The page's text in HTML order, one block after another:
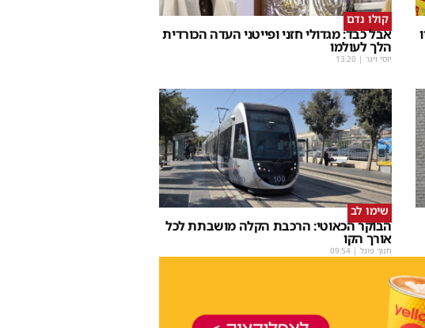
קולו נדם
אבל כבד: מגדולי חזני ופייטני העדה הכורדית
הלך לעולמו
יוסי וינר |
13:20
שימו לב
הבוקר הכאוטי: הרכבת הקלה מושבתת לכל
אורך הקו
חנוך פוגל |
09:54